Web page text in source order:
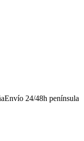
Envío 24/48h península